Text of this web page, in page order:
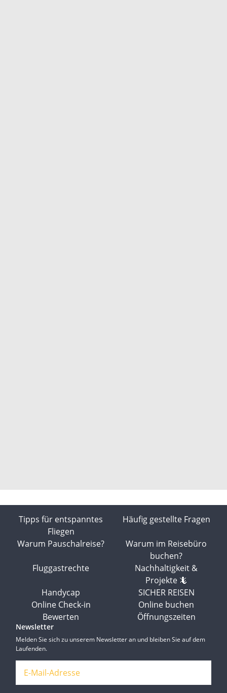
Tipps für entspanntes
Fliegen
Häufig gestellte Fragen
Warum Pauschalreise?
Warum im Reisebüro
buchen?
Fluggastrechte
Nachhaltigkeit &
Projekte 🦎
Handycap
SICHER REISEN
Online Check-in
Online buchen
Bewerten
Öffnungszeiten
Newsletter
Melden Sie sich zu unserem Newsletter an und bleiben Sie auf dem
Laufenden.